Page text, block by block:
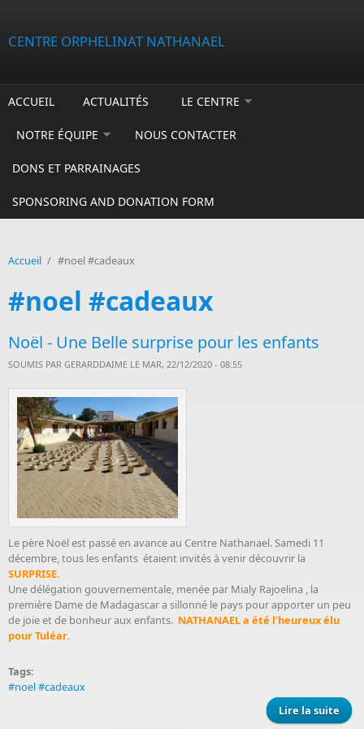
CENTRE ORPHELINAT NATHANAEL
ACCUEIL ACTUALITÉS LE CENTRE
NOTRE ÉQUIPE NOUS CONTACTER
DONS ET PARRAINAGES
SPONSORING AND DONATION FORM
Accueil / #noel #cadeaux
#noel #cadeaux
Noël - Une Belle surprise pour les enfants
SOUMIS PAR GERARDDAIME LE MAR, 22/12/2020 - 08:55
Le père Noël est passé en avance au Centre Nathanael. Samedi 11
décembre, tous les enfants étaient invités à venir découvrir la
SURPRISE.
Une délégation gouvernementale, menée par Mialy Rajoelina , la
première Dame de Madagascar a sillonné le pays pour apporter un peu
de joie et de bonheur aux enfants. NATHANAEL a été l’heureux élu
pour Tuléar.
Tags:
#noel #cadeaux
Lire la suite
de